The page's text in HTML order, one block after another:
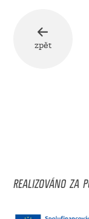
zpět
REALIZOVÁNO ZA